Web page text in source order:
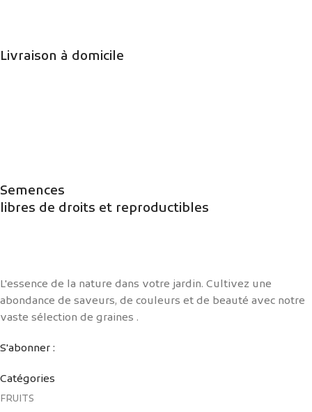
Livraison à domicile
Semences
libres de droits et reproductibles
L'essence de la nature dans votre jardin. Cultivez une
abondance de saveurs, de couleurs et de beauté avec notre
vaste sélection de graines .
S'abonner :
Catégories
FRUITS